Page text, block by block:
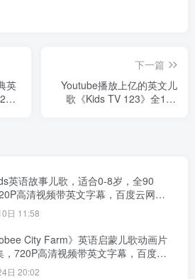
英
下一篇
Youtube播放上亿的英文儿
歌《Kids TV 123》全195
英语故事儿歌，适合0-8岁，全90
高清视频带英文字幕，百度云网盘
日 11:58
City Farm》英语启蒙儿歌动画片
，720P高清视频带英文字幕，百度云
载！
日 20:02